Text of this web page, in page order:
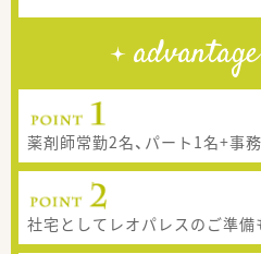
advantage
薬剤師常勤2名、パート1名+事
社宅としてレオパレスのご準備